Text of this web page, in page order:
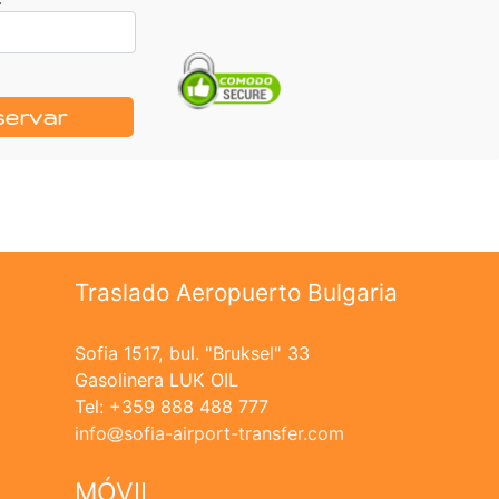
Traslado Aeropuerto Bulgaria
Sofia 1517, bul. "Bruksel" 33
Gasolinera LUK OIL
Tel: +359 888 488 777
info
sofia-airport-transfer.com
MÓVIL